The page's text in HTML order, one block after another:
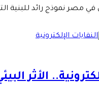
في مصر نموذج رائد للبنية
الأثر